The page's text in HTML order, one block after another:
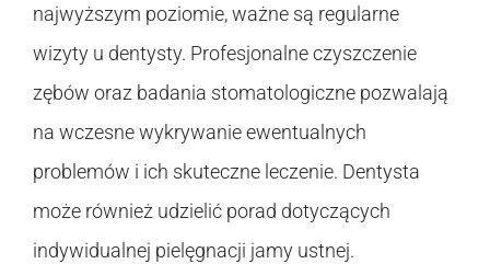
najwyższym poziomie, ważne są regularne
wizyty u dentysty. Profesjonalne czyszczenie
zębów oraz badania stomatologiczne pozwalają
na wczesne wykrywanie ewentualnych
problemów i ich skuteczne leczenie. Dentysta
może również udzielić porad dotyczących
indywidualnej pielęgnacji jamy ustnej.